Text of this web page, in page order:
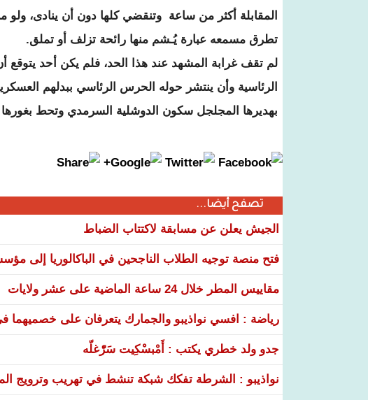
المقابلة أكثر من ساعة وتنقضي كلها دون أن ينادى،
تطرق مسمعه عبارة يُـشم منها رائحة تزلف أو تملق.
لم تقف غرابة المشهد عند هذا الحد، فلم يكن أحد
الرئاسية وأن ينتشر حوله الحرس الرئاسي ببدلهم
بهديرها المجلجل سكون الدوشلية السرمدي وتحط بغورها
تصفح أيضا...
الجيش يعلن عن مسابقة لاكتتاب الضباط
فتح منصة توجيه الطلاب الناجحين في الباكالوريا إلى
مقاييس المطر خلال 24 ساعة الماضية على عشر ولايات
رياضة : افسي نواذيبو والجمارك يتعرفان على خصميهما في
جدو ولد خطري يكتب : أَمْبسْكِيت سَرّْغلّه
نواذيبو : الشرطة تفكك شبكة تنشط في تهريب وترويج